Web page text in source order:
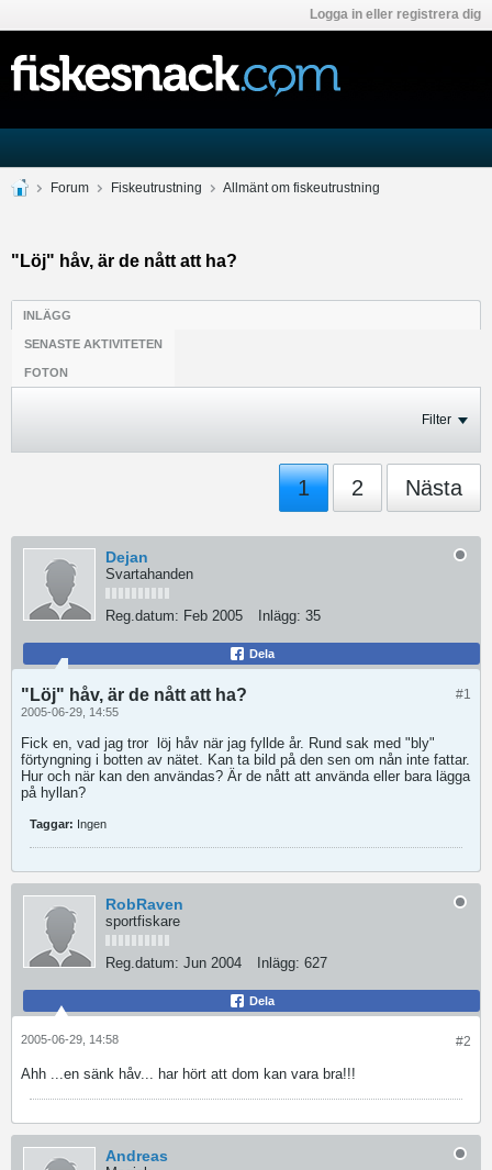
Logga in eller registrera dig
Forum Fiskeutrustning Allmänt om fiskeutrustning
"Löj" håv, är de nått att ha?
INLÄGG
SENASTE AKTIVITETEN
FOTON
Filter
1 2 Nästa
Dejan
Svartahanden
Reg.datum: Feb 2005 Inlägg: 35
Dela
#1
"Löj" håv, är de nått att ha?
2005-06-29, 14:55
Fick en, vad jag tror
löj håv när jag fyllde år. Rund sak med "bly"
förtyngning i botten av nätet. Kan ta bild på den sen om nån inte fattar.
Hur och när kan den användas? Är de nått att använda eller bara lägga
på hyllan?
Taggar: Ingen
RobRaven
sportfiskare
Reg.datum: Jun 2004 Inlägg: 627
Dela
#2
2005-06-29, 14:58
Ahh ...en sänk håv... har hört att dom kan vara bra!!!
Andreas